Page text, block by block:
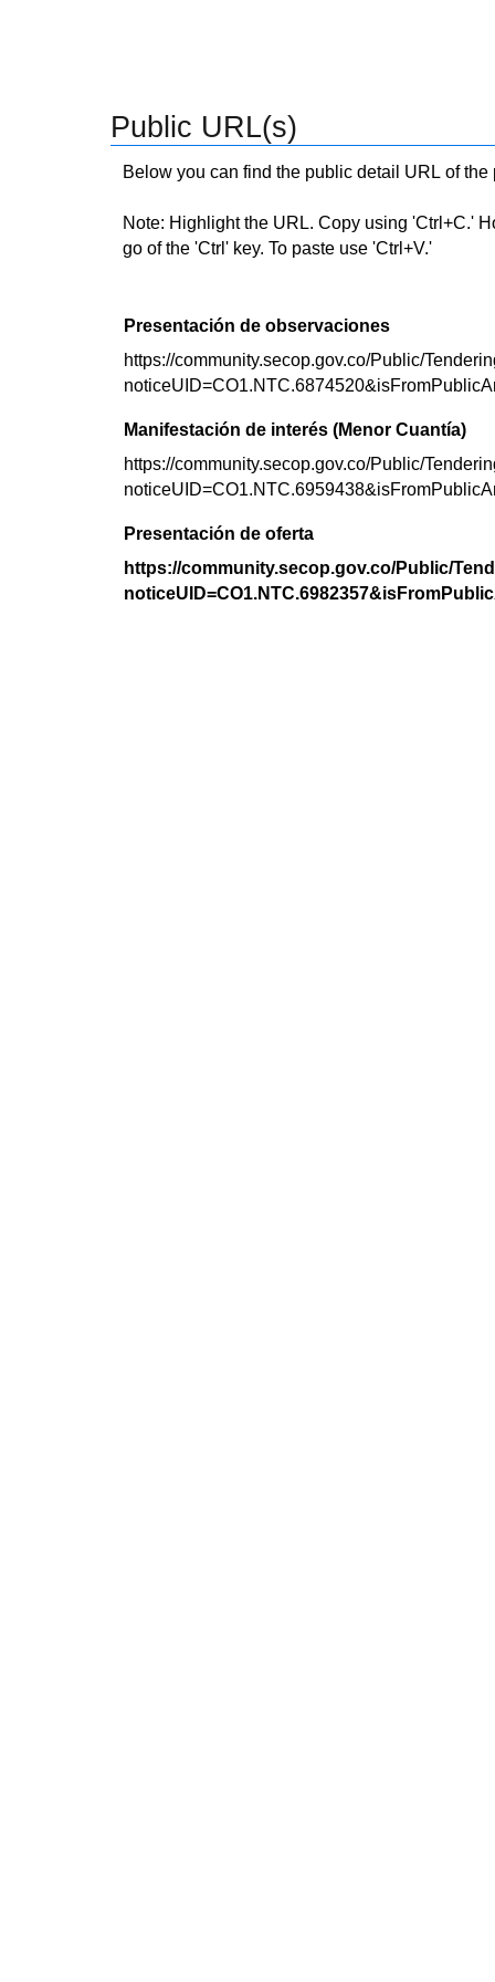
Public URL(s)
Below you can find the public detail URL of
Note: Highlight the URL. Copy using 'Ctrl+C.'
go of the 'Ctrl' key. To paste use 'Ctrl+V.'
Presentación de observaciones
https://community.secop.gov.co/Public/
Manifestación de interés (Menor Cuantía)
https://community.secop.gov.co/Public/
Presentación de oferta
https://community.secop.gov.co/Public/